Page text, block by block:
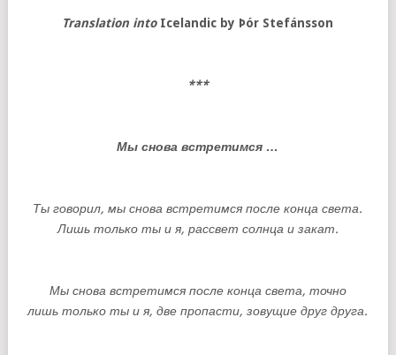
Translation into Icelandic by Þór Stefánsson
***
Мы снова встретимся …
Ты говорил,мы снова встретимся после конца света.
Лишь только ты и я, рассвет солнца и закат.
Мы снова встретимся после конца света, точно
лишь только ты и я, две пропасти, зовущие друг друга.